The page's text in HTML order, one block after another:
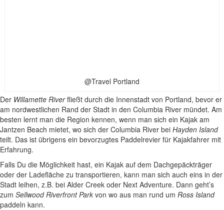
@Travel Portland
Der Willamette Riverfließt durch die Innenstadt von Portland, bevor er
am nordwestlichen Rand der Stadt in den Columbia River mündet. Am
besten lernt man die Region kennen, wenn man sich ein Kajak am
Jantzen Beach mietet, wo sich der Columbia River bei Hayden Island
teilt. Das ist übrigens ein bevorzugtes Paddelrevier für Kajakfahrer mit
Erfahrung.
Falls Du die Möglichkeit hast, ein Kajak auf dem Dachgepäckträger
oder der Ladefläche zu transportieren, kann man sich auch eins in der
Stadt leihen, z.B. bei Alder Creek oder Next Adventure. Dann geht’s
zum Sellwood Riverfront Park von wo aus man rund um Ross Island
paddeln kann.